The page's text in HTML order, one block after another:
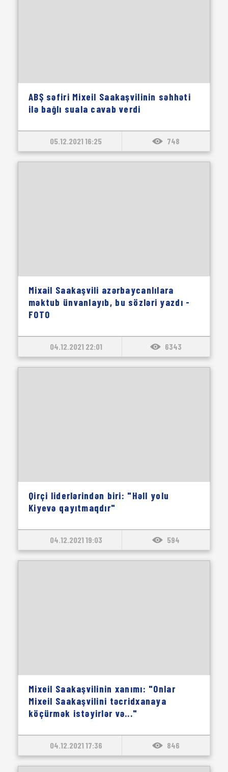
ABŞ səfiri Mixeil Saakaşvilinin səhhəti
ilə bağlı suala cavab verdi
05.12.2021 16:25 748
Mixail Saakaşvili azərbaycanlılara
məktub ünvanlayıb, bu sözləri yazdı -
FOTO
04.12.2021 22:01 6343
Qirçi liderlərindən biri: "Həll yolu
Kiyevə qayıtmaqdır"
04.12.2021 19:03 594
Mixeil Saakaşvilinin xanımı: "Onlar
Mixeil Saakaşvilini təcridxanaya
köçürmək istəyirlər və..."
04.12.2021 17:36 846